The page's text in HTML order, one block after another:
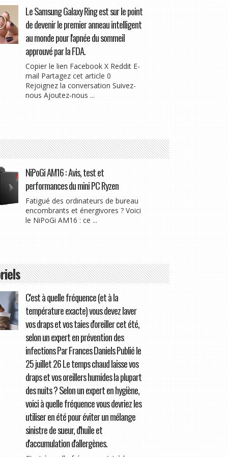
Le Samsung Galaxy Ring est sur le point
de devenir le premier anneau intelligent
au monde pour l'apnée du sommeil
approuvé par la FDA.
Copier le lien Facebook X Reddit E-
mail Partagez cet article 0
Rejoignez la conversation Suivez-
nous Ajoutez-nous ...
NiPoGi AM16 : Avis, test et
performances du mini PC Ryzen
Fatigué des ordinateurs de bureau
encombrants et énergivores ? Voici
le NiPoGi AM16 : ce ...
C'est à quelle fréquence (et à la
température exacte) vous devez laver
vos draps et vos taies d'oreiller cet été,
selon un expert en prévention des
infections Par Frances Daniels Publié le
25 juillet 26 Le temps chaud laisse vos
draps et vos oreillers humides la plupart
des nuits ? Selon un expert en hygiène,
voici à quelle fréquence vous devriez les
utiliser en été pour éviter un mélange
sinistre de sueur, d'huile et
d'accumulation d'allergènes.